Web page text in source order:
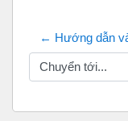
← Hướng dẫn
Chuyển tới...